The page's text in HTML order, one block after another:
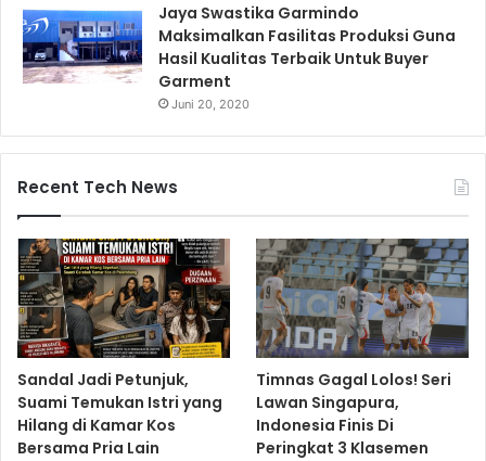
Jaya Swastika Garmindo
Maksimalkan Fasilitas Produksi Guna
Hasil Kualitas Terbaik Untuk Buyer
Garment
Juni 20, 2020
Recent Tech News
Sandal Jadi Petunjuk,
Suami Temukan Istri yang
Hilang di Kamar Kos
Bersama Pria Lain
Timnas Gagal Lolos! Seri
Lawan Singapura,
Indonesia Finis Di
Peringkat 3 Klasemen